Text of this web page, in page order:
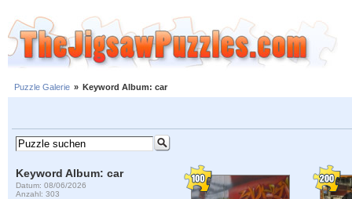
Puzzle Galerie » Keyword Album: car
Keyword Album: car
Datum: 08/06/2026
Anzahl: 303